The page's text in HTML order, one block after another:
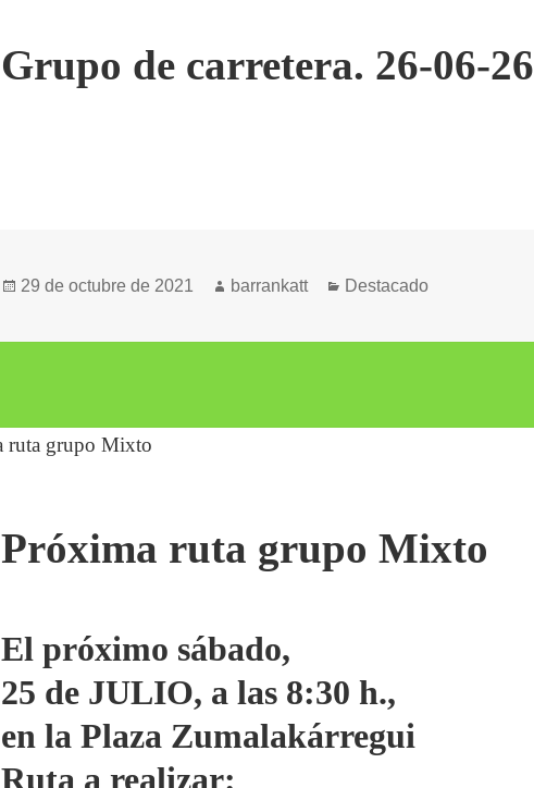
Grupo de carretera. 26-06-26
Publicado
29 de octubre de 2021 Autor
barrankatt Categorías
Destacado
Próxima ruta grupo Mixto
El próximo sábado,
25 de JULIO, a las 8:30 h.,
en la Plaza Zumalakárregui
Ruta a realizar: